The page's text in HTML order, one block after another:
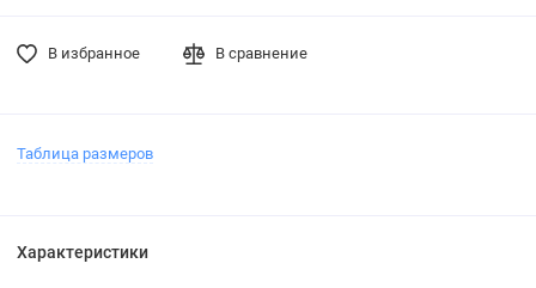
В избранное В сравнение
Таблица размеров
Характеристики